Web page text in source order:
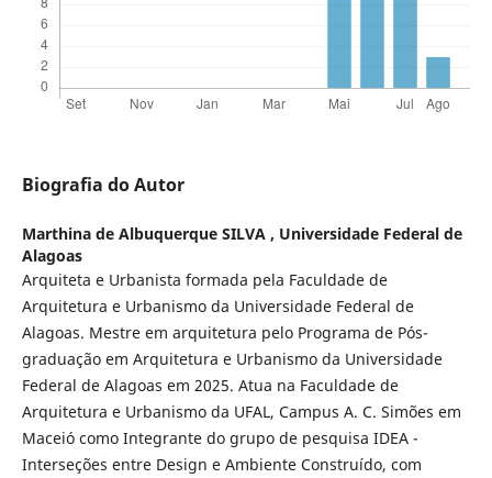
Biografia do Autor
Marthina de Albuquerque SILVA , Universidade Federal de
Alagoas
Arquiteta e Urbanista formada pela Faculdade de
Arquitetura e Urbanismo da Universidade Federal de
Alagoas. Mestre em arquitetura pelo Programa de Pós-
graduação em Arquitetura e Urbanismo da Universidade
Federal de Alagoas em 2025. Atua na Faculdade de
Arquitetura e Urbanismo da UFAL, Campus A. C. Simões em
Maceió como Integrante do grupo de pesquisa IDEA -
Interseções entre Design e Ambiente Construído, com